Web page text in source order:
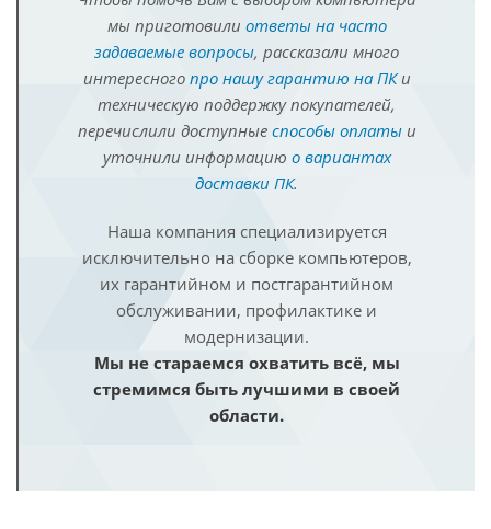
мы приготовили ответы на часто
задаваемые вопросы, рассказали много
интересного про нашу гарантию на ПКи
техническую поддержку покупателей,
перечислили доступные способы оплатыи
уточнили информацию о вариантах
доставки ПК.
Наша компания специализируется
исключительно на сборке компьютеров,
их гарантийном и постгарантийном
обслуживании, профилактике и
модернизации.
Мы не стараемся охватить всё, мы
стремимся быть лучшими в своей
области.